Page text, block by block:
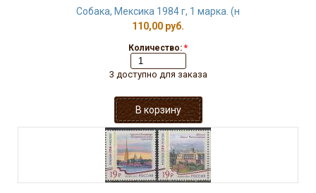
Собака, Мексика 1984 г, 1 марка. (н
110,00 руб.
Количество: *
3 доступно для заказа